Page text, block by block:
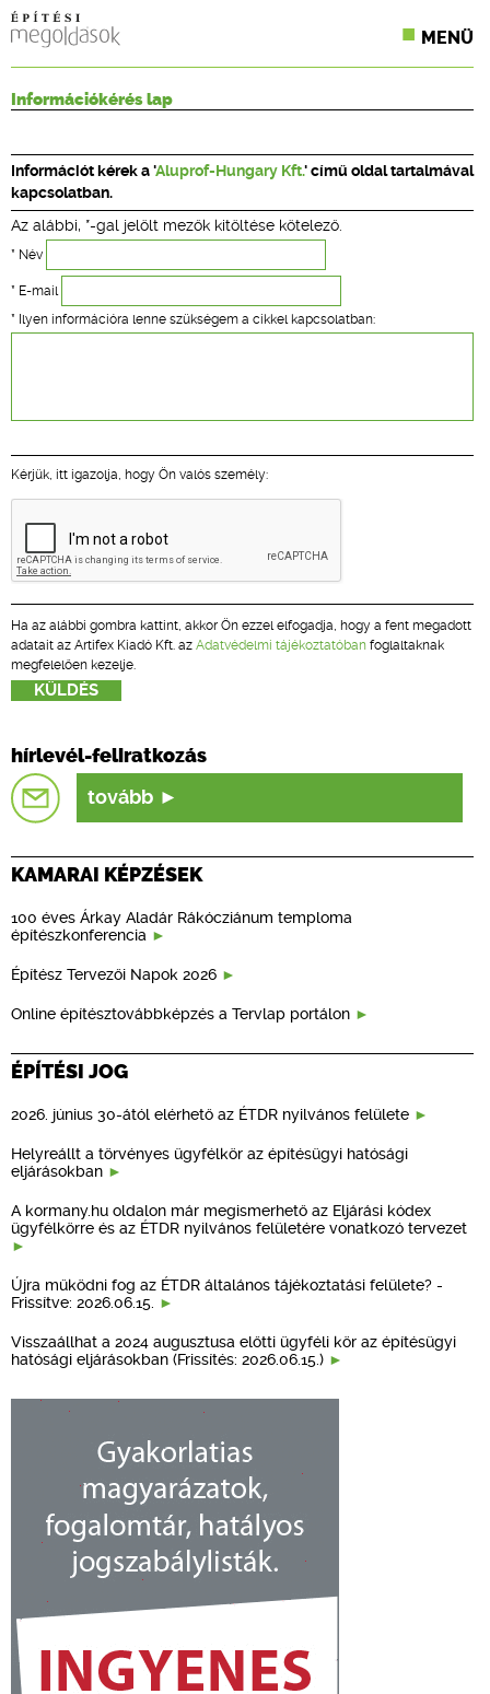
MENÜ
CPR TERMÉKKIÍRÁS
ÉPÍTÉSI JOG
ONLINE KÉPZÉSEK
TERVEZÉSI SEGÉDLETEK
Információkérés lap
Információt kérek a 'Aluprof-Hungary Kft.' című oldal tartalmával
kapcsolatban.
Az alábbi, *-gal jelölt mezők kitöltése kötelező.
* Név
* E-mail
* Ilyen információra lenne szükségem a cikkel kapcsolatban:
Kérjük, itt igazolja, hogy Ön valós személy:
Ha az alábbi gombra kattint, akkor Ön ezzel elfogadja, hogy a fent megadott
adatait az Artifex Kiadó Kft. az Adatvédelmi tájékoztatóban foglaltaknak
megfelelően kezelje.
hírlevél-feliratkozás
tovább
KAMARAI KÉPZÉSEK
100 éves Árkay Aladár Rákócziánum temploma
építészkonferencia
Építész Tervezői Napok 2026
Online építésztovábbképzés a Tervlap portálon
ÉPÍTÉSI JOG
2026. június 30-ától elérhető az ÉTDR nyilvános felülete
Helyreállt a törvényes ügyfélkör az építésügyi hatósági
eljárásokban
A kormany.hu oldalon már megismerhető az Eljárási kódex
ügyfélkörre és az ÉTDR nyilvános felületére vonatkozó tervezet
Újra működni fog az ÉTDR általános tájékoztatási felülete? -
Frissítve: 2026.06.15.
Visszaállhat a 2024 augusztusa előtti ügyféli kör az építésügyi
hatósági eljárásokban (Frissítés: 2026.06.15.)